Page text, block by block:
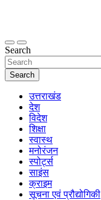
thetoptennews.com
Search
Search
उत्तराखंड
देश
विदेश
शिक्षा
स्वास्थ
मनोरंजन
स्पोर्ट्स
साइंस
क्राइम
सूचना एवं प्रौद्योगिकी